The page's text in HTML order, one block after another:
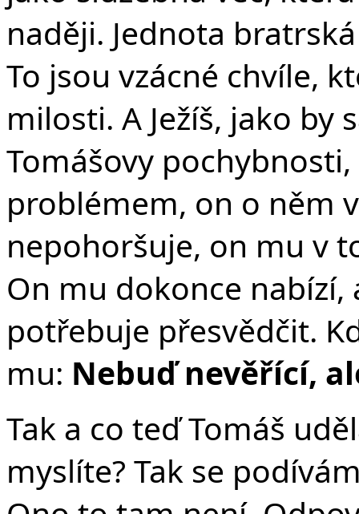
naději. Jednota
To jsou vzácné chvíle,
milosti. A Ježíš, jako by
Tomášovy
problémem, on o něm
nepohoršuje, on mu v
On mu dokonce nabízí,
potřebuje přesvědčit.
mu: Nebuď nevěřící,
Tak a co teď Tomáš
myslíte? Tak se